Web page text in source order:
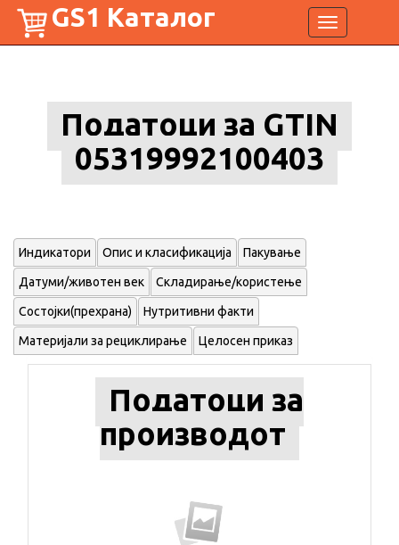
Toggle
navigation
GS1 Каталог
Податоци за GTIN
05319992100403
Индикатори Опис и класификација Пакување
Датуми/животен век Складирање/користење
Состојки(прехрана) Нутритивни факти
Материјали за рециклирање Целосен приказ
Податоци за
производот